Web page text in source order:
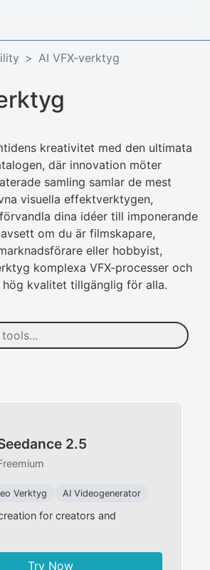
AI VFX-verktyg
kreativitet med den ultimata
där innovation möter
samling samlar de mest
visuella effektverktygen,
dina idéer till imponerande
om du är filmskapare,
eller hobbyist,
komplexa VFX-processer och
kvalitet tillgänglig för alla.
2.5
Verktyg AI Videogenerator
for creators and
Try Now